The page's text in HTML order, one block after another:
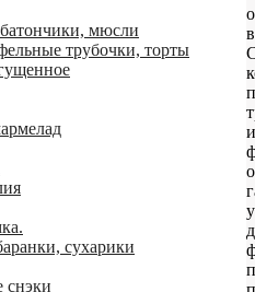
мюсли
трубочки, торты
сухарики
снэки
и